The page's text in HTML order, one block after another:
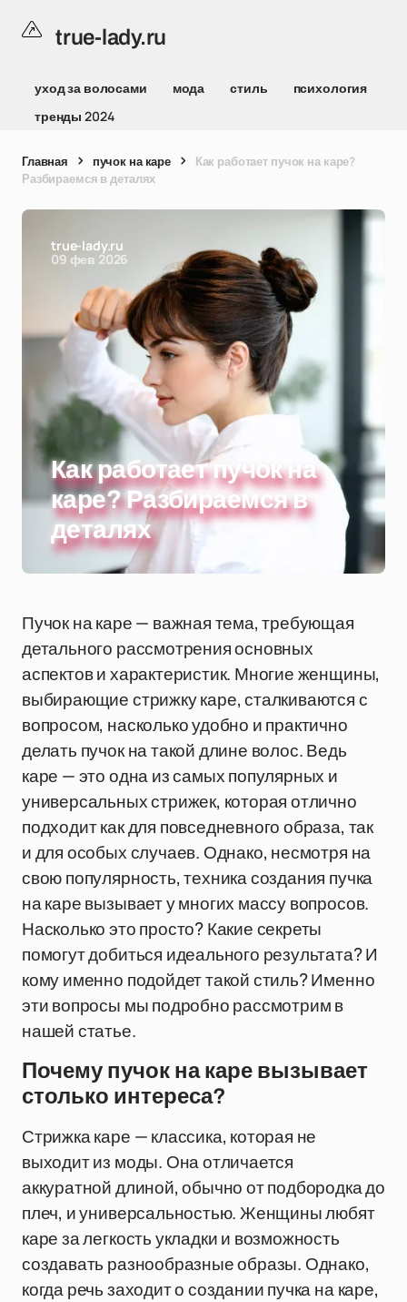
true-lady.ru
уход за волосами мода стиль
психология
тренды 2024
Главная пучок на каре
Как работает пучок на каре?
Разбираемся в деталях
true-lady.ru
09 фев 2026
Как работает пучок на
каре? Разбираемся в
деталях
Пучок на каре — важная тема, требующая
детального рассмотрения основных
аспектов и характеристик. Многие женщины,
выбирающие стрижку каре, сталкиваются с
вопросом, насколько удобно и практично
делать пучок на такой длине волос. Ведь
каре — это одна из самых популярных и
универсальных стрижек, которая отлично
подходит как для повседневного образа, так
и для особых случаев. Однако, несмотря на
свою популярность, техника создания пучка
на каре вызывает у многих массу вопросов.
Насколько это просто? Какие секреты
помогут добиться идеального результата? И
кому именно подойдет такой стиль? Именно
эти вопросы мы подробно рассмотрим в
нашей статье.
Почему пучок на каре вызывает
столько интереса?
Стрижка каре — классика, которая не
выходит из моды. Она отличается
аккуратной длиной, обычно от подбородка до
плеч, и универсальностью. Женщины любят
каре за легкость укладки и возможность
создавать разнообразные образы. Однако,
когда речь заходит о создании пучка на каре,